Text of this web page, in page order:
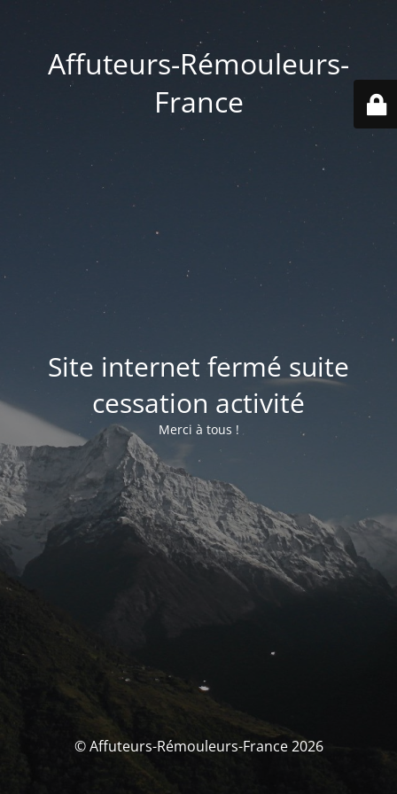
Affuteurs-Rémouleurs-
France
Site internet fermé suite
cessation activité
Merci à tous !
© Affuteurs-Rémouleurs-France 2026